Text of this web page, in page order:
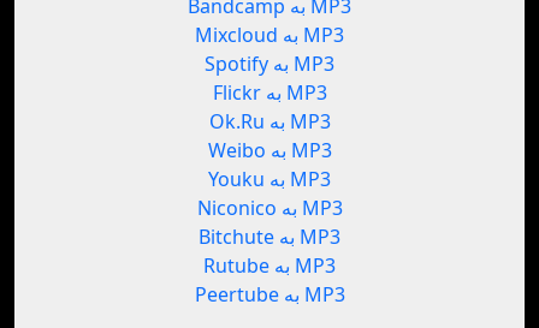
Bandcamp به MP3
Mixcloud به MP3
Spotify به MP3
Flickr به MP3
Ok.Ru به MP3
Weibo به MP3
Youku به MP3
Niconico به MP3
Bitchute به MP3
Rutube به MP3
Peertube به MP3